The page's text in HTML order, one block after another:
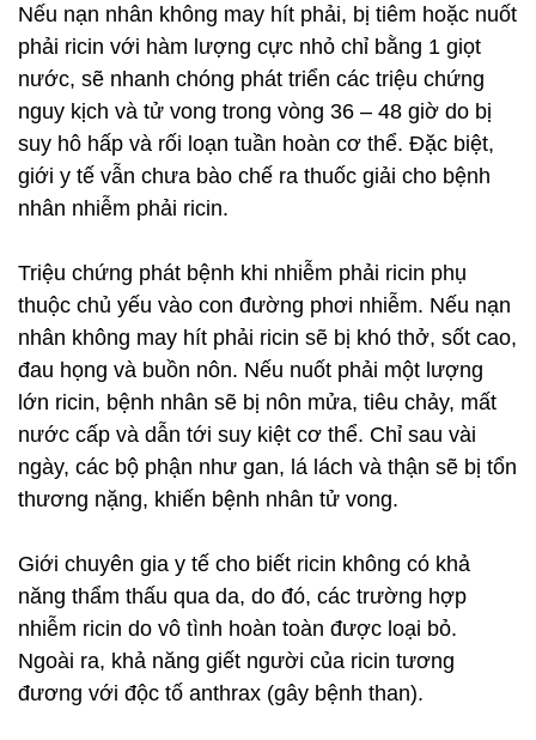
Nếu nạn nhân không may hít phải, bị tiêm hoặc nuốt
phải ricin với hàm lượng cực nhỏ chỉ bằng 1 giọt
nước, sẽ nhanh chóng phát triển các triệu chứng
nguy kịch và tử vong trong vòng 36 – 48 giờ do bị
suy hô hấp và rối loạn tuần hoàn cơ thể. Đặc biệt,
giới y tế vẫn chưa bào chế ra thuốc giải cho bệnh
nhân nhiễm phải ricin.
Triệu chứng phát bệnh khi nhiễm phải ricin phụ
thuộc chủ yếu vào con đường phơi nhiễm. Nếu nạn
nhân không may hít phải ricin sẽ bị khó thở, sốt cao,
đau họng và buồn nôn. Nếu nuốt phải một lượng
lớn ricin, bệnh nhân sẽ bị nôn mửa, tiêu chảy, mất
nước cấp và dẫn tới suy kiệt cơ thể. Chỉ sau vài
ngày, các bộ phận như gan, lá lách và thận sẽ bị tổn
thương nặng, khiến bệnh nhân tử vong.
Giới chuyên gia y tế cho biết ricin không có khả
năng thẩm thấu qua da, do đó, các trường hợp
nhiễm ricin do vô tình hoàn toàn được loại bỏ.
Ngoài ra, khả năng giết người của ricin tương
đương với độc tố anthrax (gây bệnh than).